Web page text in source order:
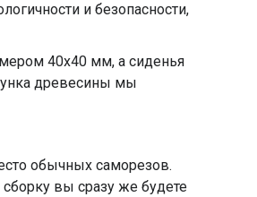
и безопасности,
40x40 мм, а сиденья
древесины мы
обычных саморезов.
вы сразу же будете